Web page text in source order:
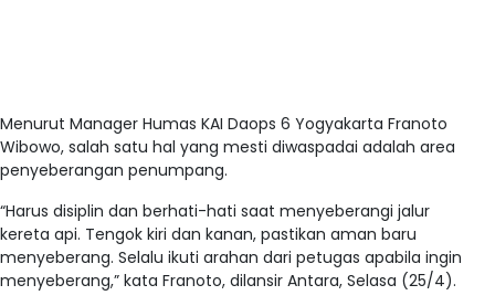
Menurut Manager Humas KAI Daops 6 Yogyakarta Franoto
Wibowo, salah satu hal yang mesti diwaspadai adalah area
penyeberangan penumpang.
“Harus disiplin dan berhati-hati saat menyeberangi jalur
kereta api. Tengok kiri dan kanan, pastikan aman baru
menyeberang. Selalu ikuti arahan dari petugas apabila ingin
menyeberang,” kata Franoto, dilansir Antara, Selasa (25/4).